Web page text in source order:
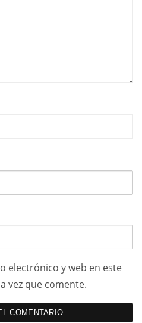
electrónico y web en este
vez que comente.